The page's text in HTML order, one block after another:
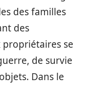
des familles
des
se
de survie
Dans le